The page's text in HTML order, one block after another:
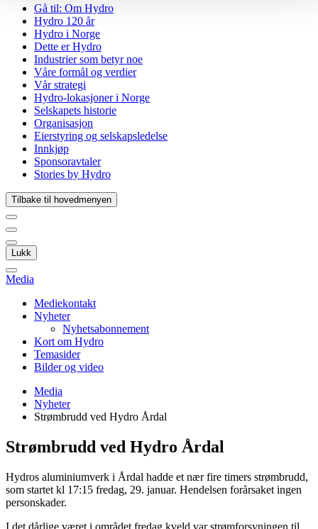
Gå til: Om Hydro
Hydro 120 år
Hydro i Norge
Dette er Hydro
Industrier som betyr noe
Våre formål og verdier
Vår strategi
Hydro-lokasjoner i Norge
Selskapets historie
Organisasjon
Eierstyring og selskapsledelse
Innkjøp
Sponsoravtaler
Stories by Hydro
Tilbake til hovedmenyen
Lukk
Media
Mediekontakt
Nyheter
Nyhetsabonnement
Kort om Hydro
Temasider
Bilder og video
Media
Nyheter
Strømbrudd ved Hydro Årdal
Strømbrudd ved Hydro Årdal
Hydros aluminiumverk i Årdal hadde et nær fire timers strømbrudd,
som startet kl 17:15 fredag, 29. januar. Hendelsen forårsaket ingen
personskader.
I det dårlige været i området fredag kveld var strømforsyningen til